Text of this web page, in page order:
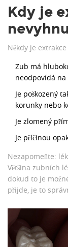
Kdy je
Někdy je
Zub má
neodpovídá
Je poškozený
korunky nebo
Je zlomený
Je příčinou
Nezapomeňte:
Většina zubních
dokud to je
přijde, je to